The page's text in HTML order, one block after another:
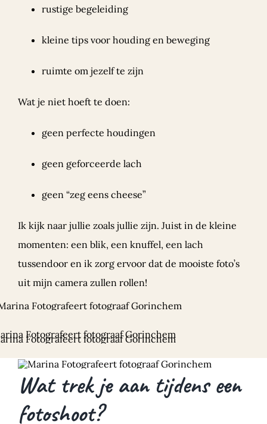
rustige begeleiding
kleine tips voor houding en beweging
ruimte om jezelf te zijn
Wat je niet hoeft te doen:
geen perfecte houdingen
geen geforceerde lach
geen “zeg eens cheese”
Ik kijk naar jullie zoals jullie zijn. Juist in de kleine
momenten: een blik, een knuffel, een lach
tussendoor en ik zorg ervoor dat de mooiste foto’s
uit mijn camera zullen rollen!
Wat trek je aan tijdens een
fotoshoot?